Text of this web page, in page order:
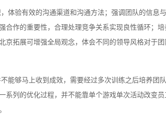
体验有效的沟通渠道和沟通方法；强调团队的信息
合作的重要性，合理处理竞争关系实现良性循环；
京拓展可增强全局观念，体会不同的领导风格对于
能够马上收到成效，需要经过多次训练之后培养团
系列的优化过程，并不能靠单个游戏单次活动改变